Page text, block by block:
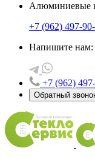
Алюминиевые
+7 (962) 497-
Напишите нам:
+7 (962)
Обратный